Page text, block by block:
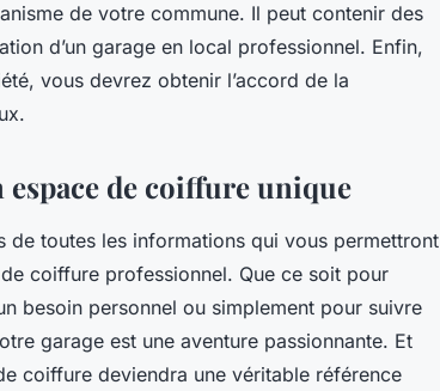
de votre commune. Il peut contenir des
d’un garage en local professionnel. Enfin,
vous devrez obtenir l’accord de la
de coiffure unique
de toutes les informations qui vous permettront
coiffure professionnel. Que ce soit pour
besoin personnel ou simplement pour suivre
garage est une aventure passionnante. Et
coiffure deviendra une véritable référence